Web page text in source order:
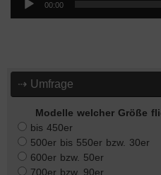
00:00
⇢ Umfrage
Modelle welcher Größe
bis 450er
500er bis 550er bzw. 30er
600er bzw. 50er
700er bzw. 90er